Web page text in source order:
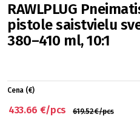
RAWLPLUG
pistole saistvielu
380–410 ml, 10:1
Cena (€)
619.52 €/pcs
433.66 €/pcs